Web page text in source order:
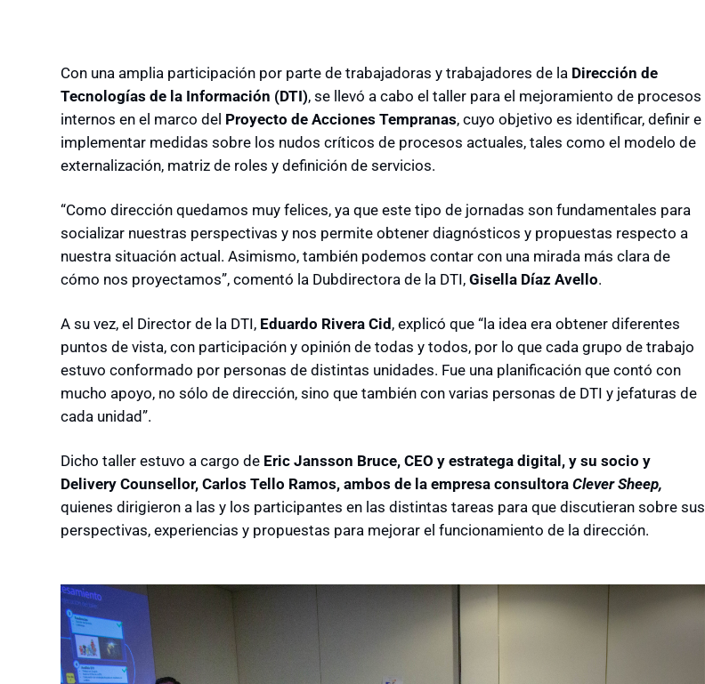
Con una amplia participación por parte de trabajadoras y trabajadores de la Dirección de
Tecnologías de la Información (DTI), se llevó a cabo el taller para el mejoramiento de procesos
internos en el marco del Proyecto de Acciones Tempranas, cuyo objetivo es identificar, definir e
implementar medidas sobre los nudos críticos de procesos actuales, tales como el modelo de
externalización, matriz de roles y definición de servicios.
“Como dirección quedamos muy felices, ya que este tipo de jornadas son fundamentales para
socializar nuestras perspectivas y nos permite obtener diagnósticos y propuestas respecto a
nuestra situación actual. Asimismo, también podemos contar con una mirada más clara de
cómo nos proyectamos”, comentó la Dubdirectora de la DTI, Gisella Díaz Avello.
A su vez, el Director de la DTI, Eduardo Rivera Cid , explicó que “la idea era obtener diferentes
puntos de vista, con participación y opinión de todas y todos, por lo que cada grupo de trabajo
estuvo conformado por personas de distintas unidades. Fue una planificación que contó con
mucho apoyo, no sólo de dirección, sino que también con varias personas de DTI y jefaturas de
cada unidad”.
Dicho taller estuvo a cargo de Eric Jansson Bruce, CEO y estratega digital, y su socio y
Delivery Counsellor, Carlos Tello Ramos, ambos de la empresa consultora Clever Sheep,
quienes dirigieron a las y los participantes en las distintas tareas para que discutieran sobre sus
perspectivas, experiencias y propuestas para mejorar el funcionamiento de la dirección.